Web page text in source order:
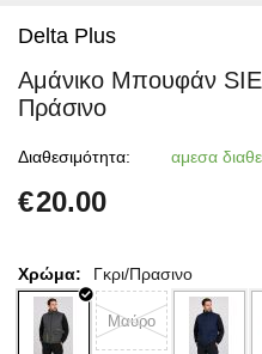
Delta Plus
Αμάνικο Μπουφάν
Πράσινο
Διαθεσιμότητα: αμεσα
€20.00
Χρώμα: Γκρι/Πρασινο
Μαύρο